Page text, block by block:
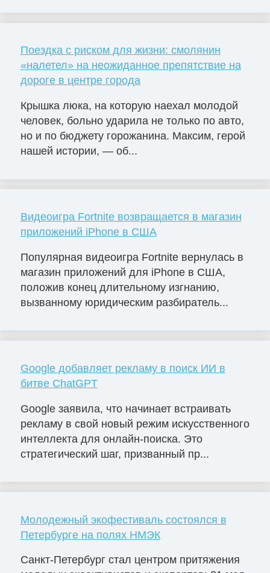
Поездка с риском для жизни: смолянин
«налетел» на неожиданное препятствие на
дороге в центре города
Крышка люка, на которую наехал молодой
человек, больно ударила не только по авто,
но и по бюджету горожанина. Максим, герой
нашей истории, — об...
Видеоигра Fortnite возвращается в магазин
приложений iPhone в США
Популярная видеоигра Fortnite вернулась в
магазин приложений для iPhone в США,
положив конец длительному изгнанию,
вызванному юридическим разбиратель...
Google добавляет рекламу в поиск ИИ в
битве ChatGPT
Google заявила, что начинает встраивать
рекламу в свой новый режим искусственного
интеллекта для онлайн-поиска. Это
стратегический шаг, призванный пр...
Молодежный экофестиваль состоялся в
Петербурге на полях НМЭК
Санкт-Петербург стал центром притяжения